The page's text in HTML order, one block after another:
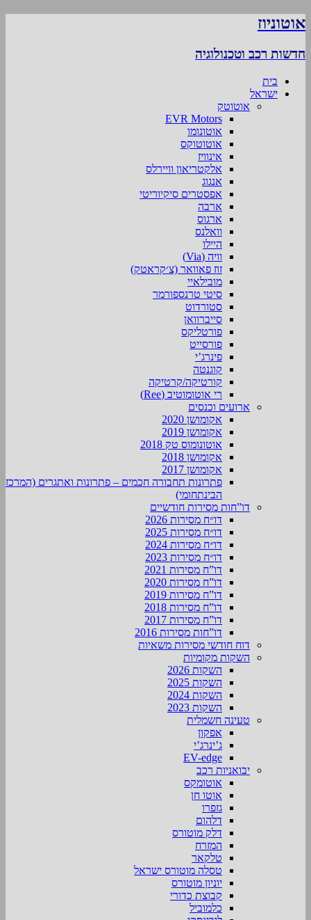
אוטוניוז
חדשות רכב וטכנולוגיה
בית
ישראל
אוטוטק
EVR Motors
אוטונומו
אוטוטוקס
אינוויז
אלקטריאון וויירלס
אנגוג
אפסטרים סיקיוריטי
ארבה
ארגוס
וואלנס
היילו
וויה (Via)
זוז פאוואר (צ׳קראטק)
מובילאיי
סיטי טרנספורמר
סטורדוט
סייברוואן
פורטליקס
פורסייט
פינרג’י
קוגנטה
קורטיקה/קרטיקה
רי אוטומוטיב (Ree)
ארועים וכנסים
אקומושן 2020
אקומושן 2019
אוטונומוס טק 2018
אקומושן 2018
אקומושן 2017
פתרונות תחבורה חכמים – פתרונות ואתגרים (המרכז
הבינתחומי)
דו”חות מסירות חודשיים
דו״ח מסירות 2026
דו״ח מסירות 2025
דו״ח מסירות 2024
דו״ח מסירות 2023
דו”ח מסירות 2021
דו”ח מסירות 2020
דו”ח מסירות 2019
דו”ח מסירות 2018
דו”ח מסירות 2017
דו”חות מסירות 2016
דוח חודשי מסירות משאיות
השקות מקומיות
השקות 2026
השקות 2025
השקות 2024
השקות 2023
טעינה חשמלית
אפקון
ג’ינרג’י
EV-edge
יבואניות רכב
אוטומקס
אוטו חן
גזפרו
דלהום
דלק מוטורס
המזרח
טלקאר
טסלה מוטורס ישראל
יוניון מוטורס
קבוצת כדורי
כלמוביל